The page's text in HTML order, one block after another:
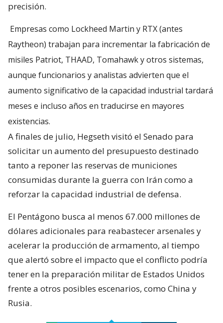
precisión.
Empresas como Lockheed Martin y RTX (antes
Raytheon) trabajan para incrementar la fabricación de
misiles Patriot, THAAD, Tomahawk y otros sistemas,
aunque funcionarios y analistas advierten que el
aumento significativo de la capacidad industrial tardará
meses e incluso años en traducirse en mayores
existencias.
A finales de julio, Hegseth visitó el Senado para
solicitar un aumento del presupuesto destinado
tanto a reponer las reservas de municiones
consumidas durante la guerra con Irán como a
reforzar la capacidad industrial de defensa.
El Pentágono busca al menos 67.000 millones de
dólares adicionales para reabastecer arsenales y
acelerar la producción de armamento, al tiempo
que alertó sobre el impacto que el conflicto podría
tener en la preparación militar de Estados Unidos
frente a otros posibles escenarios, como China y
Rusia.